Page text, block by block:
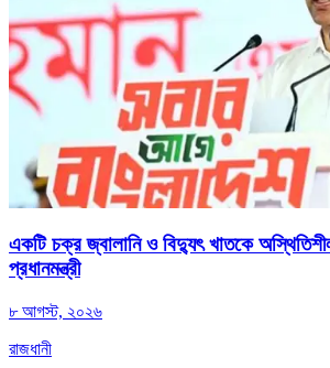
একটি চক্র জ্বালানি ও বিদ্যুৎ খাতকে
প্রধানমন্ত্রী
৮ আগস্ট, ২০২৬
রাজধানী